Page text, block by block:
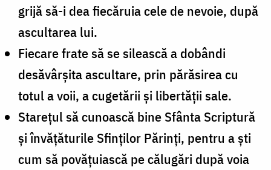
grijă să-i dea fiecăruia cele de nevoie, după
ascultarea lui.
Fiecare frate să se silească a dobândi
desăvârşita ascultare, prin părăsirea cu
totul a voii, a cugetării şi libertăţii sale.
Stareţul să cunoască bine Sfânta Scriptură
şi învăţăturile Sfinţilor Părinţi, pentru a şti
cum să povăţuiască pe călugări după voia